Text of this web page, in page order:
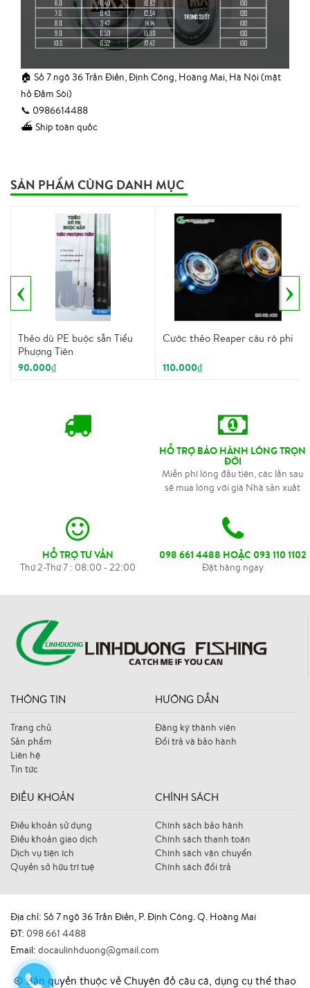
🏠 Số 7 ngõ 36 Trần Điền, Định Công, Hoàng Mai, Hà Nội (mặt
hồ Đầm Sòi)
📞 0986614488
⛴ Ship toàn quốc
SẢN PHẨM CÙNG DANH MỤC
Thẻo dù PE buộc sẵn Tiểu
Phượng Tiên
90.000₫
Cước thẻo Reaper câu rô phi
110.000₫
‹ ›
HỖ TRỢ BẢO HÀNH LÓNG TRỌN
ĐỜI
Miễn phí lóng đầu tiên, các lần sau
sẽ mua lóng với giá Nhà sản xuất
HỖ TRỢ TƯ VẤN
Thứ 2-Thứ 7 : 08:00 - 22:00
098 661 4488 HOẶC 093 110 1102
Đặt hàng ngay
THÔNG TIN
Trang chủ
Sản phẩm
Liên hệ
Tin tức
HƯỚNG DẪN
Đăng ký thành viên
Đổi trả và bảo hành
ĐIỀU KHOẢN
Điều khoản sử dụng
Điều khoản giao dịch
Dịch vụ tiện ích
Quyền sở hữu trí tuệ
CHÍNH SÁCH
Chính sách bảo hành
Chính sách thanh toán
Chính sách vận chuyển
Chính sách đổi trả
Địa chỉ: Số 7 ngõ 36 Trần Điền, P. Định Công. Q. Hoàng Mai
ĐT: 098 661 4488
Email: docaulinhduong@gmail.com
© Bản quyền thuộc về Chuyên đồ câu cá, dụng cụ thể thao